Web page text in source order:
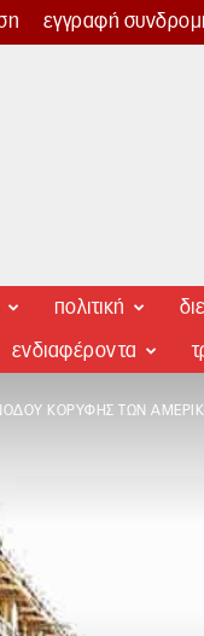
εγγραφή
πολιτική
ενδιαφέροντα
ΚΟΡΥΦΉΣ ΤΩΝ